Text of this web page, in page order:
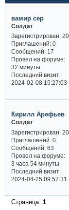
вамир сер
Солдат
Зарегистрирован:
Приглашений:0
Сообщений:17
Провел на форуме:
32 минуты
Последний визит:
2024-02-08 15:27:03
Кирилл Арефьев
Солдат
Зарегистрирован:
Приглашений:0
Сообщений:63
Провел на форуме:
3 часа 54 минуты
Последний визит:
2024-04-25 09:57:31
Страница: 1